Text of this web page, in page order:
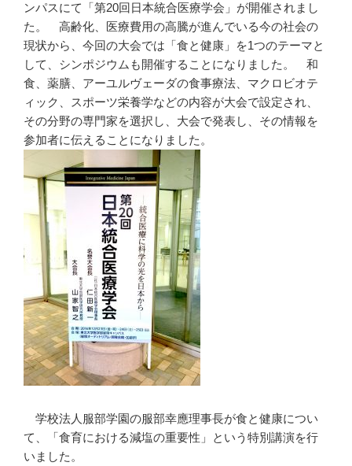
ンパスにて「第20回日本統合医療学会」が開催されまし
た。 高齢化、医療費用の高騰が進んでいる今の社会の
現状から、今回の大会では「食と健康」を1つのテーマと
して、シンポジウムも開催することになりました。 和
食、薬膳、アーユルヴェーダの食事療法、マクロビオテ
ィック、スポーツ栄養学などの内容が大会で設定され、
その分野の専門家を選択し、大会で発表し、その情報を
参加者に伝えることになりました。
学校法人服部学園の服部幸應理事長が食と健康につい
て、「食育における減塩の重要性」という特別講演を行
いました。